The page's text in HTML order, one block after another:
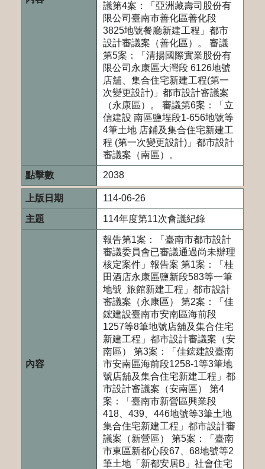
議第4案：「亞洲藏壽司股份有
限公司臺南市善化區善化段
3825地號餐廳新建工程」都市
設計審議案（善化區）。 審議
第5案：「清揚國際實業股份有
限公司永康區大灣段 6126地號
店舖、集合住宅新建工程(第一
次變更設計)」都市設計審議案
（永康區）。 審議第6案：「立
信建設 南區鹽埕段1-656地號等
4筆土地 店鋪及集合住宅新建工
程 (第一次變更設計)」都市設計
審議案（南區）。
2038
114-06-26
114年度第11次會議紀錄
報告第1案：「臺南市都市設計
審議委員會已審議通過尚未辦理
核定案件」報告案 第1案：「桂
田酒店永康區鹽新段583等一筆
地號 旅館新建工程」都市設計
審議案（永康區） 第2案：「佳
鋐建設臺南市安南區海前段
1257等8筆地號店舖及集合住宅
新建工程」都市設計審議案（安
南區） 第3案：「佳鋐建設臺南
市安南區海前段1258-1等3筆地
號店舖及集合住宅新建工程」都
市設計審議案（安南區） 第4
案：「臺南市新營區興業段
418、439、446地號等3筆土地
集合住宅新建工程」都市設計審
議案（新營區） 第5案：「臺南
市東區新都心段67、68地號等2
筆土地「新都安居B」社會住宅